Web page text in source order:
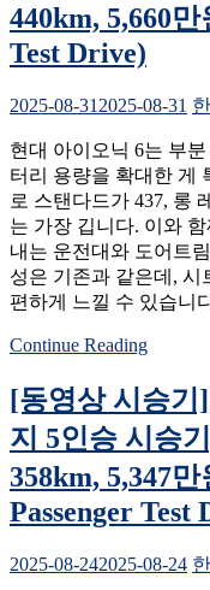
440km, 5,660
Test Drive)
2025-08-31 2025-08-31
현대 아이오닉 6는 부
터리 용량을 확대한 게
로 스탠다드가 437, 롱
는 가장 깁니다. 이와
내는 운전대와 도어트
성은 기존과 같은데, 시
편하게 느낄 수 있습니
Continue Reading
[동영상 시승기
지 5인승 시승
358km, 5,347
Passenger Test
2025-08-242025-08-24